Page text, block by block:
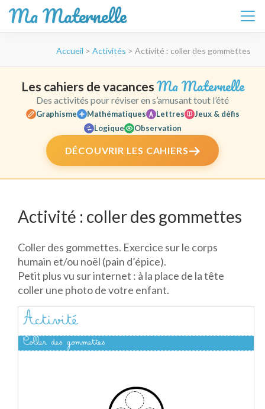
Ma Maternelle
(Pressez
Entrée)
Accueil > Activités > Activité : coller des gommettes
Les cahiers de vacances Ma Maternelle
Des activités pour réviser en s’amusant tout l’été
Graphisme Mathématiques Lettres
Jeux & défis
Logique
Observation
DÉCOUVRIR LES CAHIERS
Activité : coller des gommettes
Coller des gommettes. Exercice sur le corps
humain et/ou noël (pain d’épice).
Petit plus vu sur internet : à la place de la tête
coller une photo de votre enfant.